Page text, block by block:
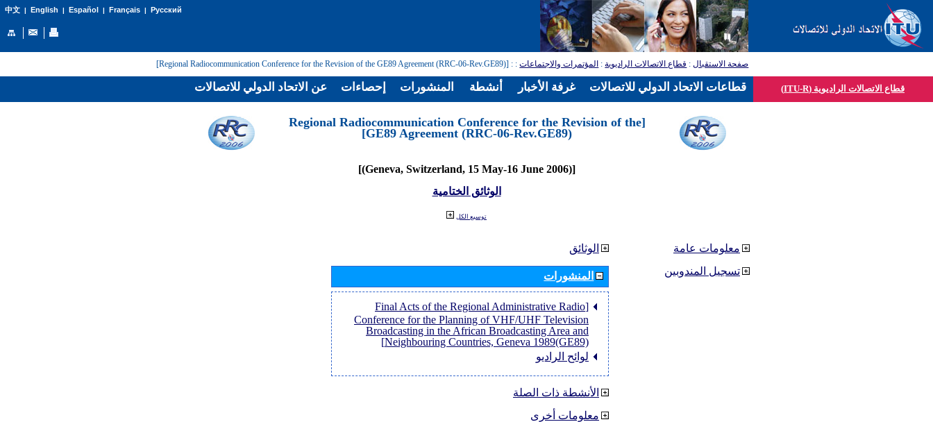
中文| English | Español | Français| Русский
صفحة الاستقبال: قطاع الاتصالات الراديوية: المؤتمرات والاجتماعات:
: [Regional Radiocommunication Conference for the Revision of the GE89 Agreement (RRC-06-Rev.GE89)]
قطاع الاتصالات الراديوية (ITU-R)
[Regional Radiocommunication Conference for the Revision of the
GE89 Agreement (RRC-06-Rev.GE89)]
[(Geneva, Switzerland, 15 May-16 June 2006)]
الوثائق الختامية
توسيع الكل
الوثائق
المنشورات
[Final Acts of the Regional Administrative Radio
Conference for the Planning of VHF/UHF Television
Broadcasting in the African Broadcasting Area and
Neighbouring Countries, Geneva 1989(GE89)]
لوائح الراديو
الأنشطة ذات الصلة
معلومات أخرى
معلومات عامة
تسجيل المندوبين
عن الاتحاد الدولي للاتصالات إحصاءات المنشورات أنشطة غرفة الأخبار قطاعات الاتحاد الدولي للاتصالات